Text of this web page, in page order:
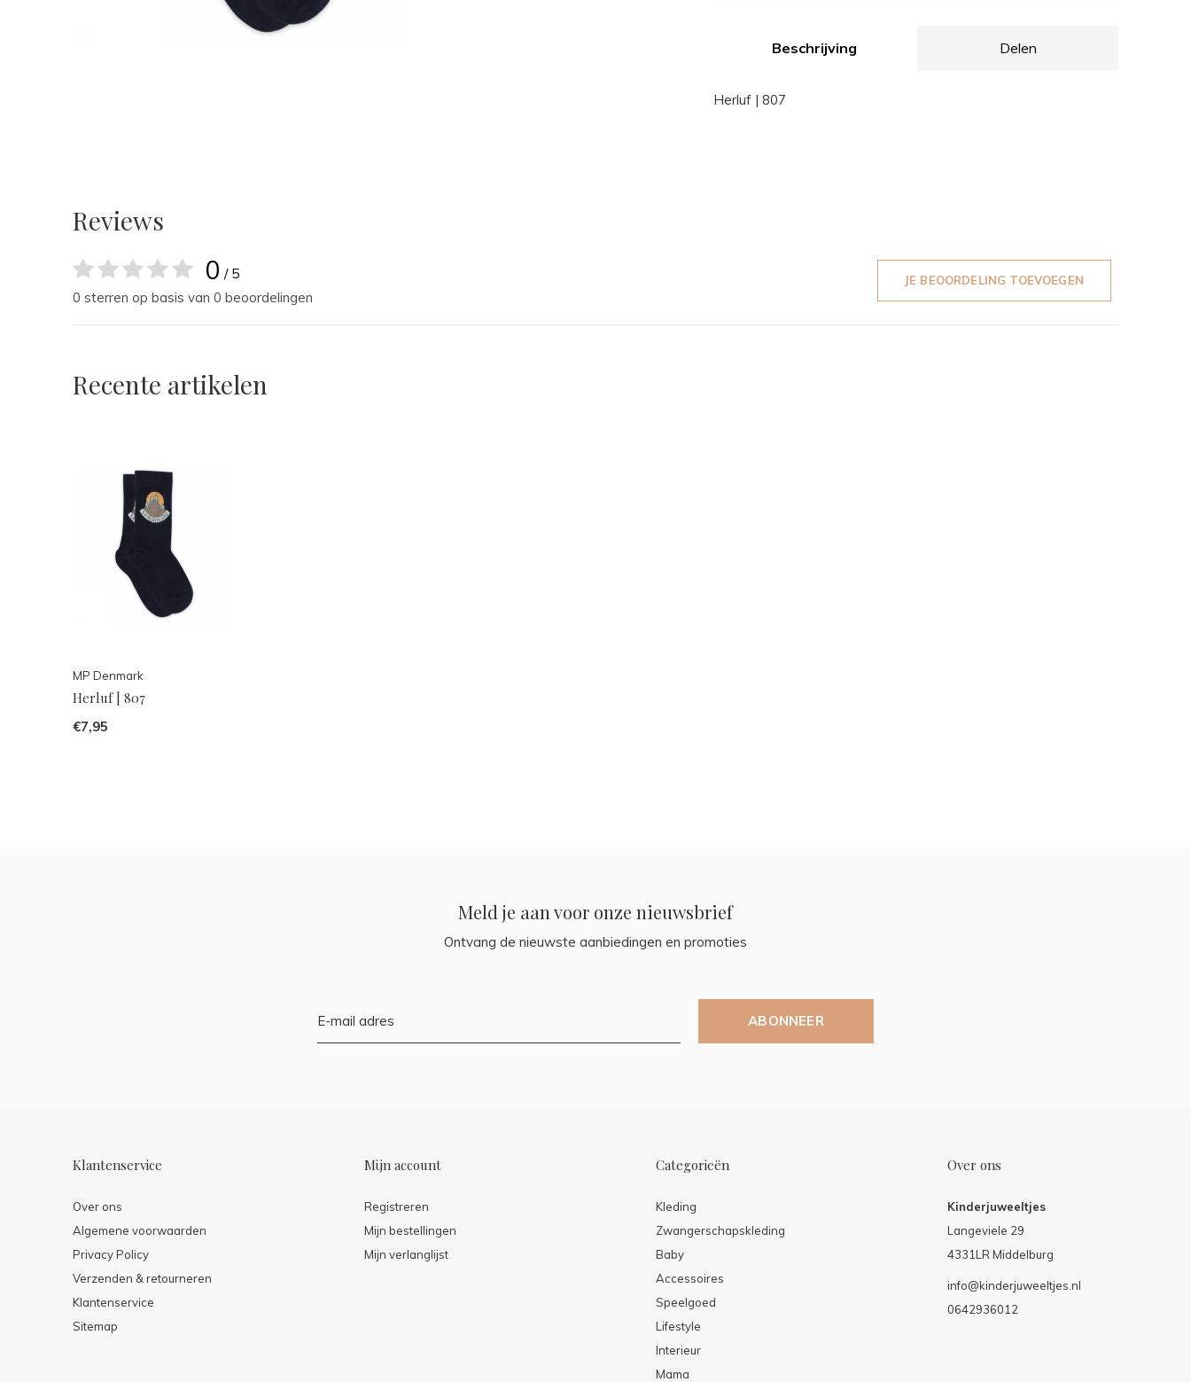
Beschrijving Delen
Herluf | 807
Reviews
0 / 5
0 sterren op basis van 0 beoordelingen
JE BEOORDELING TOEVOEGEN
Recente artikelen
MP Denmark
Herluf | 807
€7,95
Meld je aan voor onze nieuwsbrief
Ontvang de nieuwste aanbiedingen en promoties
ABONNEER
Klantenservice
Over ons
Algemene voorwaarden
Privacy Policy
Verzenden & retourneren
Klantenservice
Sitemap
Mijn account
Registreren
Mijn bestellingen
Mijn verlanglijst
Categorieën
Kleding
Zwangerschapskleding
Baby
Accessoires
Speelgoed
Lifestyle
Interieur
Mama
Over ons
Kinderjuweeltjes
Langeviele 29
4331LR Middelburg
info@kinderjuweeltjes.nl
0642936012